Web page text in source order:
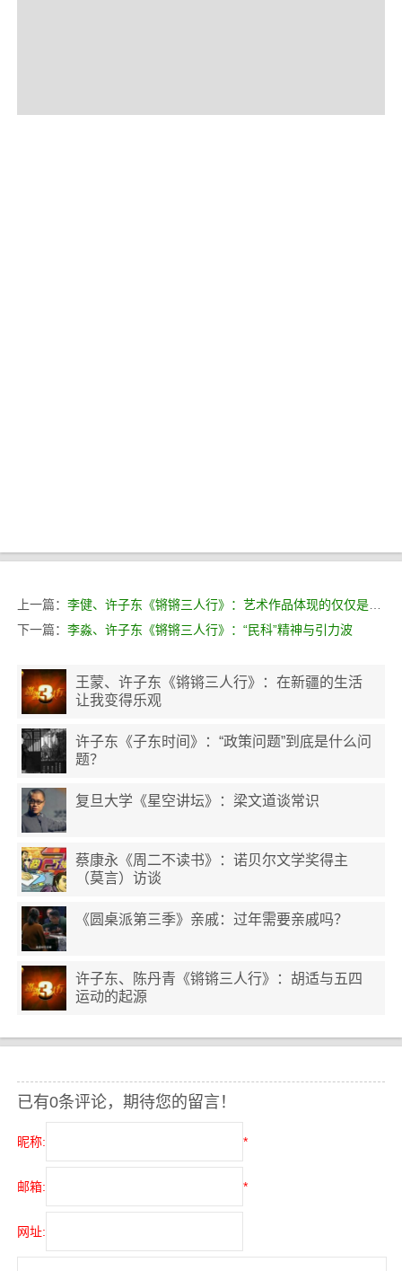
上一篇： 李健、许子东《锵锵三人行》：艺术作品体现的仅仅是作者的审美
下一篇： 李淼、许子东《锵锵三人行》：“民科”精神与引力波
王蒙、许子东《锵锵三人行》：在新疆的生活
让我变得乐观
许子东《子东时间》：“政策问题”到底是什么问
题？
复旦大学《星空讲坛》：梁文道谈常识
蔡康永《周二不读书》：诺贝尔文学奖得主
（莫言）访谈
《圆桌派第三季》亲戚：过年需要亲戚吗？
许子东、陈丹青《锵锵三人行》：胡适与五四
运动的起源
已有0条评论，期待您的留言！
昵称: *
邮箱: *
网址: